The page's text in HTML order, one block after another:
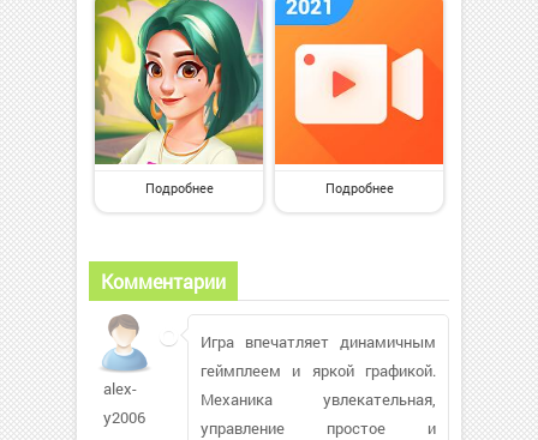
Подробнее Подробнее
Комментарии
alex-
y2006
Игра впечатляет динамичным
геймплеем и яркой графикой.
Механика увлекательная,
управление простое и